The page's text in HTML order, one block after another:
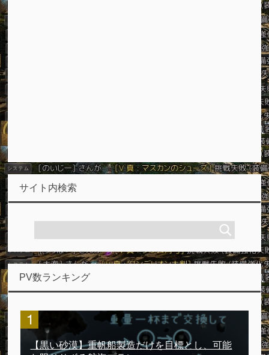
サイト内検索
PV数ランキング
【黒い砂漠】重帆船製造だけを目標とし、可能